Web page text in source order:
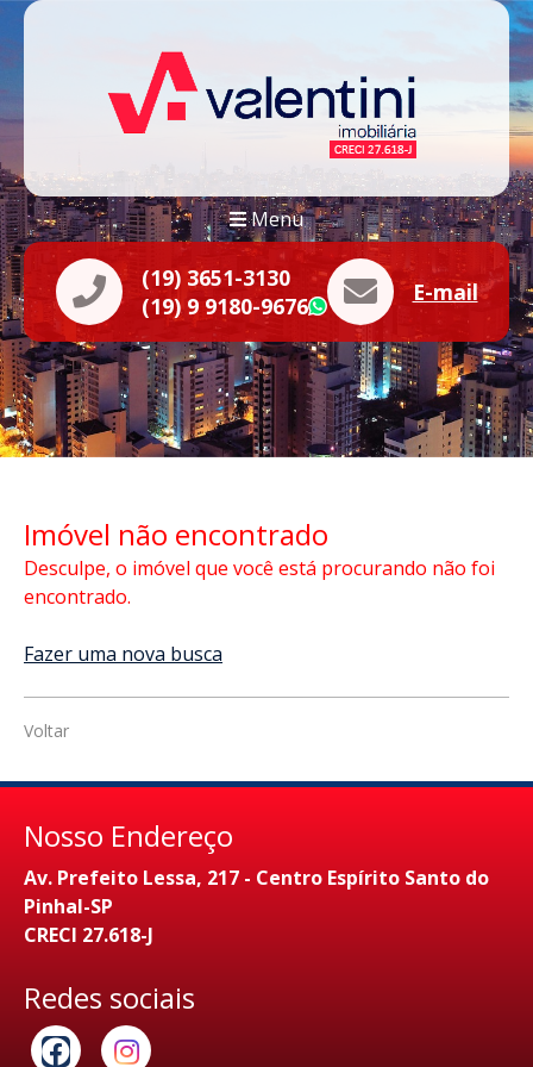
Menu
(19) 3651-3130
(19) 9 9180-9676
WhatsApp
E-mail
Imóvel não encontrado
Desculpe, o imóvel que você está procurando não foi
encontrado.
Fazer uma nova busca
Voltar
Nosso Endereço
Av. Prefeito Lessa, 217 - Centro Espírito Santo do
Pinhal-SP
CRECI 27.618-J
Redes sociais